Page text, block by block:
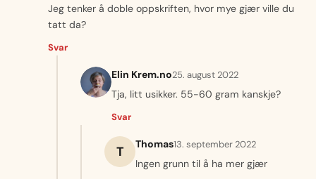
Jeg tenker å doble oppskriften, hvor mye gjær ville du
tatt da?
Svar
Elin Krem.no25. august 2022
Tja, litt usikker. 55-60 gram kanskje?
Svar
T Thomas13. september 2022
Ingen grunn til å ha mer gjær